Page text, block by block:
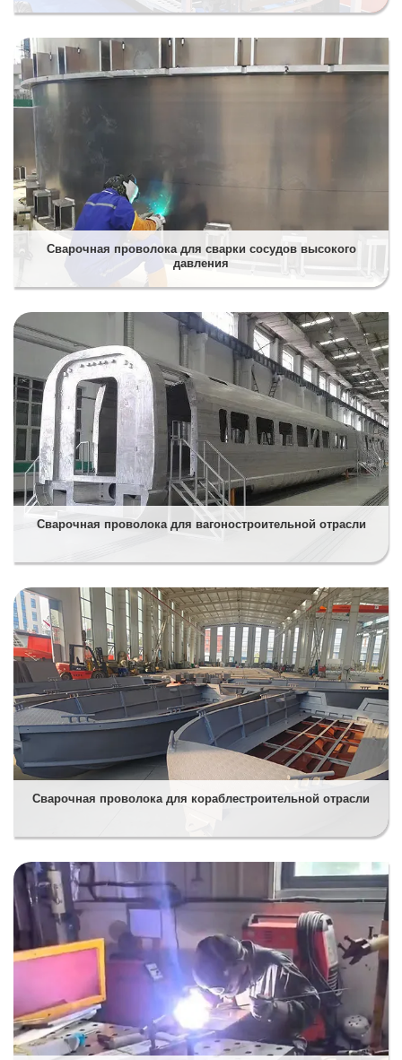
Сварочная проволока для сварки сосудов высокого
давления
Сварочная проволока для вагоностроительной отрасли
Сварочная проволока для кораблестроительной отрасли